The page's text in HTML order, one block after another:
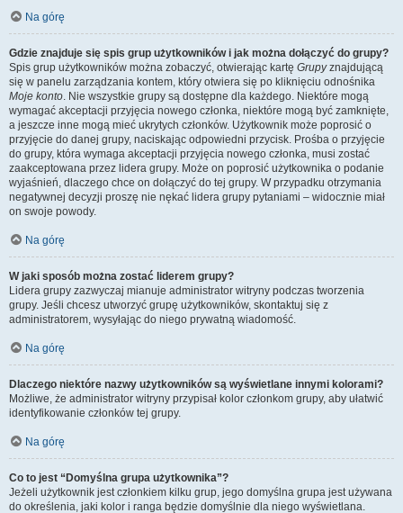
Na górę
Gdzie znajduje się spis grup użytkowników i jak można dołączyć do grupy?
Spis grup użytkowników można zobaczyć, otwierając kartę Grupyznajdującą
się w panelu zarządzania kontem, który otwiera się po kliknięciu odnośnika
Moje konto. Nie wszystkie grupy są dostępne dla każdego. Niektóre mogą
wymagać akceptacji przyjęcia nowego członka, niektóre mogą być zamknięte,
a jeszcze inne mogą mieć ukrytych członków. Użytkownik może poprosić o
przyjęcie do danej grupy, naciskając odpowiedni przycisk. Prośba o przyjęcie
do grupy, która wymaga akceptacji przyjęcia nowego członka, musi zostać
zaakceptowana przez lidera grupy. Może on poprosić użytkownika o podanie
wyjaśnień, dlaczego chce on dołączyć do tej grupy. W przypadku otrzymania
negatywnej decyzji proszę nie nękać lidera grupy pytaniami – widocznie miał
on swoje powody.
Na górę
W jaki sposób można zostać liderem grupy?
Lidera grupy zazwyczaj mianuje administrator witryny podczas tworzenia
grupy. Jeśli chcesz utworzyć grupę użytkowników, skontaktuj się z
administratorem, wysyłając do niego prywatną wiadomość.
Na górę
Dlaczego niektóre nazwy użytkowników są wyświetlane innymi kolorami?
Możliwe, że administrator witryny przypisał kolor członkom grupy, aby ułatwić
identyfikowanie członków tej grupy.
Na górę
Co to jest “Domyślna grupa użytkownika”?
Jeżeli użytkownik jest członkiem kilku grup, jego domyślna grupa jest używana
do określenia, jaki kolor i ranga będzie domyślnie dla niego wyświetlana.